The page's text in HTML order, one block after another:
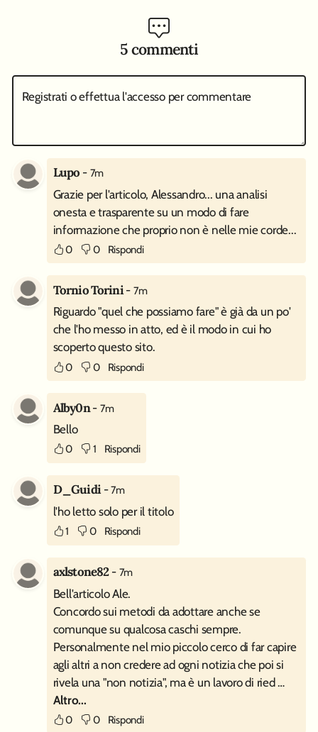
5 commenti
Registrati o effettua l'accesso per commentare
Lupo - 7m
Grazie per l'articolo, Alessandro... una analisi
onesta e trasparente su un modo di fare
informazione che proprio non è nelle mie corde...
0 0 Rispondi
Tornio Torini- 7m
Riguardo "quel che possiamo fare" è già da un po'
che l'ho messo in atto, ed è il modo in cui ho
scoperto questo sito.
0 0 Rispondi
Alby0n- 7m
Bello
0 1 Rispondi
D_Guidi-7m
l'ho letto solo per il titolo
1 0 Rispondi
axlstone82- 7m
Bell'articolo Ale.
Concordo sui metodi da adottare anche se
comunque su qualcosa caschi sempre.
Personalmente nel mio piccolo cerco di far capire
agli altri a non credere ad ogni notizia che poi si
rivela una "non notizia", ma è un lavoro di ried …
Altro...
0 0 Rispondi